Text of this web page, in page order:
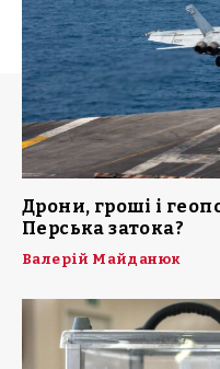
Дрони, гроші і
Перська затока?
Валерій Майданюк